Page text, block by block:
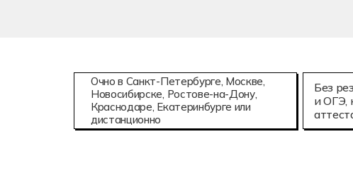
Без
и ОГЭ,
Очно в Санкт-Петербурге, Москве,
Новосибирске, Ростове-на-Дону,
Краснодаре, Екатеринбурге или
дистанционно